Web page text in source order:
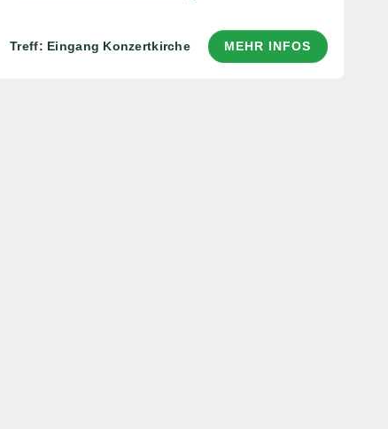
Treff: Eingang Konzertkirche MEHR INFOS